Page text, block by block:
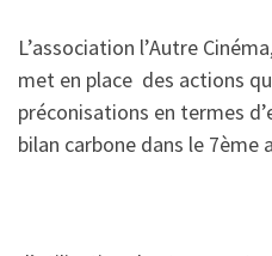
L’association l’Autre
met en place des actions
préconisations en termes
bilan carbone dans le 7ème